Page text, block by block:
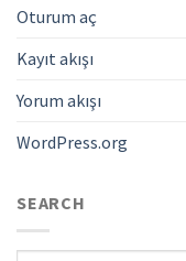
Oturum aç
Kayıt akışı
Yorum akışı
WordPress.org
SEARCH